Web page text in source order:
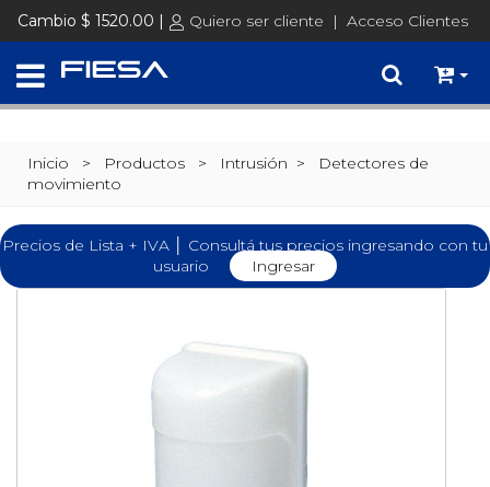
Cambio $ 1520.00 | Quiero ser cliente | Acceso Clientes
Inicio > Productos > Intrusión >
Detectores de
movimiento
Precios de Lista + IVA │ Consultá tus precios ingresando con tu
usuario
Ingresar